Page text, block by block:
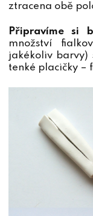
ztracena obě
Připravíme si
množství
jakékoliv barvy)
tenké placičky –